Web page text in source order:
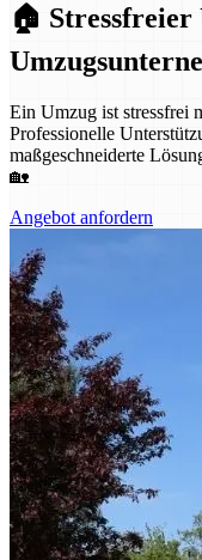
🏠
Ein Umzug ist stressfrei
Professionelle
maßgeschneiderte
🏡
Angebot anfordern